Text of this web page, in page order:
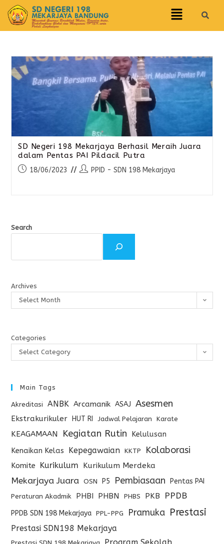
SD Negeri 198 Mekarjaya Berhasil Meraih Juara
dalam Pentas PAI Pildacil Putra
18/06/2023 PPID - SDN 198 Mekarjaya
Search
Archives
Select Month
Categories
Select Category
Main Tags
Akreditasi ANBK Arcamanik ASAJ Asesmen
Ekstrakurikuler HUT RI Jadwal Pelajaran Karate
KEAGAMAAN Kegiatan Rutin
Kelulusan
Kenaikan Kelas
Kepegawaian KKTP Kolaborasi
Komite Kurikulum Kurikulum Merdeka
Mekarjaya Juara OSN P5 Pembiasaan Pentas PAI
Peraturan Akadmik PHBI PHBN PHBS PKB PPDB
PPDB SDN 198 Mekarjaya PPL-PPG Pramuka Prestasi
Prestasi SDN198 Mekarjaya